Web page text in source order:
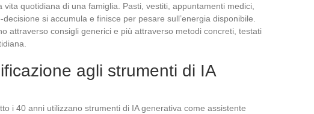
quotidiana di una famiglia. Pasti, vestiti, appuntamenti medici,
si accumula e finisce per pesare sull’energia disponibile.
attraverso consigli generici e più attraverso metodi concreti, testati
agli strumenti di IA
i 40 anni utilizzano strumenti di IA generativa come assistente